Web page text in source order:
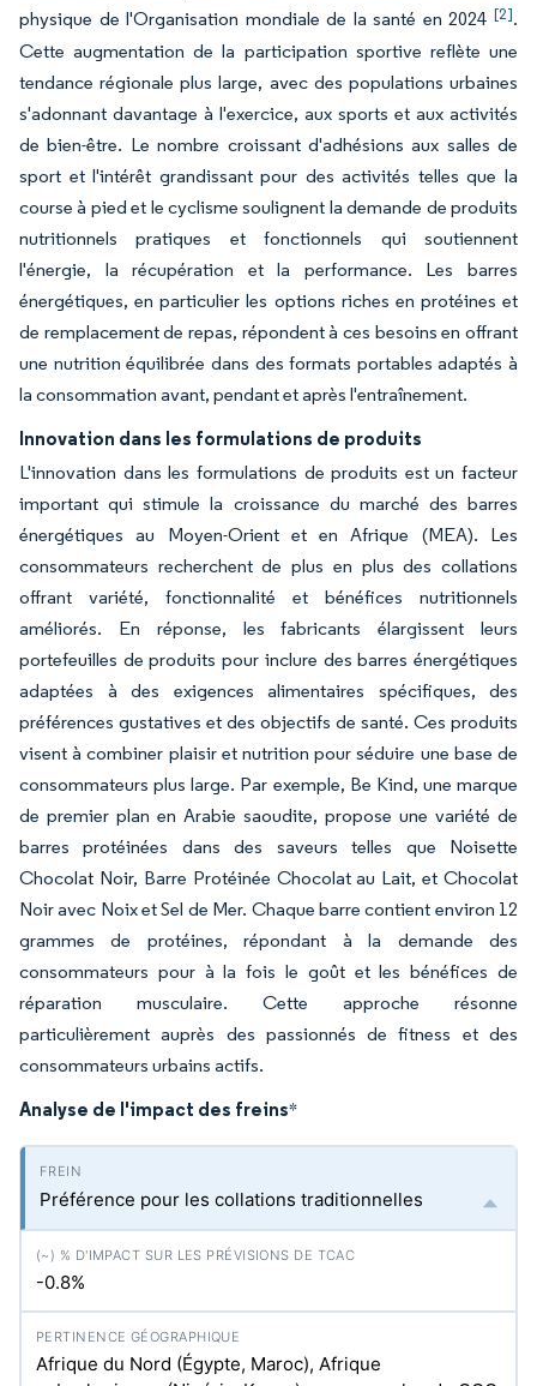
physique de l'Organisation mondiale de la santé en 2024 [2].
Cette augmentation de la participation sportive reflète une
tendance régionale plus large, avec des populations urbaines
s'adonnant davantage à l'exercice, aux sports et aux activités
de bien-être. Le nombre croissant d'adhésions aux salles de
sport et l'intérêt grandissant pour des activités telles que la
course à pied et le cyclisme soulignent la demande de produits
nutritionnels pratiques et fonctionnels qui soutiennent
l'énergie, la récupération et la performance. Les barres
énergétiques, en particulier les options riches en protéines et
de remplacement de repas, répondent à ces besoins en offrant
une nutrition équilibrée dans des formats portables adaptés à
la consommation avant, pendant et après l'entraînement.
Innovation dans les formulations de produits
L'innovation dans les formulations de produits est un facteur
important qui stimule la croissance du marché des barres
énergétiques au Moyen-Orient et en Afrique (MEA). Les
consommateurs recherchent de plus en plus des collations
offrant variété, fonctionnalité et bénéfices nutritionnels
améliorés. En réponse, les fabricants élargissent leurs
portefeuilles de produits pour inclure des barres énergétiques
adaptées à des exigences alimentaires spécifiques, des
préférences gustatives et des objectifs de santé. Ces produits
visent à combiner plaisir et nutrition pour séduire une base de
consommateurs plus large. Par exemple, Be Kind, une marque
de premier plan en Arabie saoudite, propose une variété de
barres protéinées dans des saveurs telles que Noisette
Chocolat Noir, Barre Protéinée Chocolat au Lait, et Chocolat
Noir avec Noix et Sel de Mer. Chaque barre contient environ 12
grammes de protéines, répondant à la demande des
consommateurs pour à la fois le goût et les bénéfices de
réparation musculaire. Cette approche résonne
particulièrement auprès des passionnés de fitness et des
consommateurs urbains actifs.
Analyse de l'impact des freins*
Préférence pour les collations traditionnelles
-0.8%
Afrique du Nord (Égypte, Maroc), Afrique